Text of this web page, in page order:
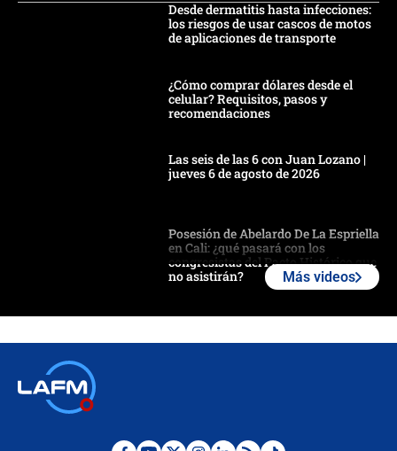
Desde dermatitis hasta infecciones:
los riesgos de usar cascos de motos
de aplicaciones de transporte
¿Cómo comprar dólares desde el
celular? Requisitos, pasos y
recomendaciones
Las seis de las 6 con Juan Lozano |
jueves 6 de agosto de 2026
Posesión de Abelardo De La Espriella
en Cali: ¿qué pasará con los
congresistas del Pacto Histórico que
no asistirán?
Más videos